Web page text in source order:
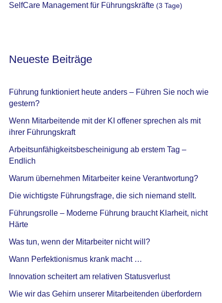
SelfCare Management für Führungskräfte(3 Tage)
Neueste Beiträge
Führung funktioniert heute anders – Führen Sie noch wie
gestern?
Wenn Mitarbeitende mit der KI offener sprechen als mit
ihrer Führungskraft
Arbeitsunfähigkeitsbescheinigung ab erstem Tag –
Endlich
Warum übernehmen Mitarbeiter keine Verantwortung?
Die wichtigste Führungsfrage, die sich niemand stellt.
Führungsrolle – Moderne Führung braucht Klarheit, nicht
Härte
Was tun, wenn der Mitarbeiter nicht will?
Wann Perfektionismus krank macht …
Innovation scheitert am relativen Statusverlust
Wie wir das Gehirn unserer Mitarbeitenden überfordern